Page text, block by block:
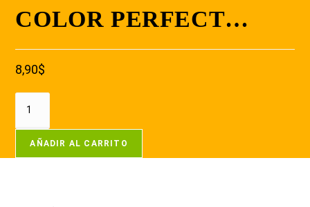
COLOR PERFECT…
8,90$
AÑADIR AL CARRITO